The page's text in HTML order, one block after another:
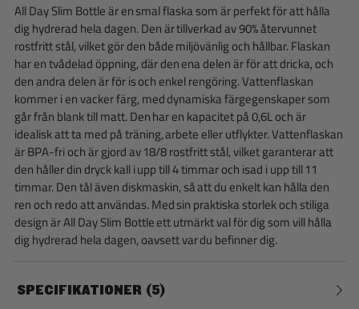
All Day Slim Bottle är en smal flaska som är perfekt för att hålla
dig hydrerad hela dagen. Den är tillverkad av 90% återvunnet
rostfritt stål, vilket gör den både miljövänlig och hållbar. Flaskan
har en tvådelad öppning, där den ena delen är för att dricka, och
den andra delen är för is och enkel rengöring. Vattenflaskan
kommer i en vacker färg, med dynamiska färgegenskaper som
går från blank till matt. Den har en kapacitet på 0,6L och är
idealisk att ta med på träning, arbete eller utflykter. Vattenflaskan
är BPA-fri och är gjord av 18/8 rostfritt stål, vilket garanterar att
den håller din dryck kall i upp till 4 timmar och isad i upp till 11
timmar. Den tål även diskmaskin, så att du enkelt kan hålla den
ren och redo att användas. Med sin praktiska storlek och stiliga
design är All Day Slim Bottle ett utmärkt val för dig som vill hålla
dig hydrerad hela dagen, oavsett var du befinner dig.
SPECIFIKATIONER 5